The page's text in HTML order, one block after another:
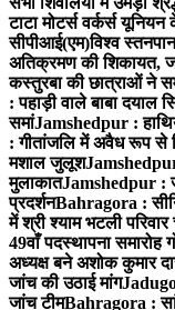
टाटा मोटर्स वर्कर्स
सीपीआई(एम)विश्व
अतिक्रमण की शिकायत,
कस्तुरबा की छात्राओं ने
: पहाड़ी वाले बाबा दयाल
समांJamshedpur :
: गीतांजलि में अवैध रूप से
मशाल जुलूशJamshedpur
मुलाकातJamshedpur :
प्रदर्शनBahragora :
में श्री श्याम भटली
49वाँ पदस्थापना समारोह
अध्यक्ष बने अशोक कुमार
जांच की उठाई मांग
जांच टीमBahragora :